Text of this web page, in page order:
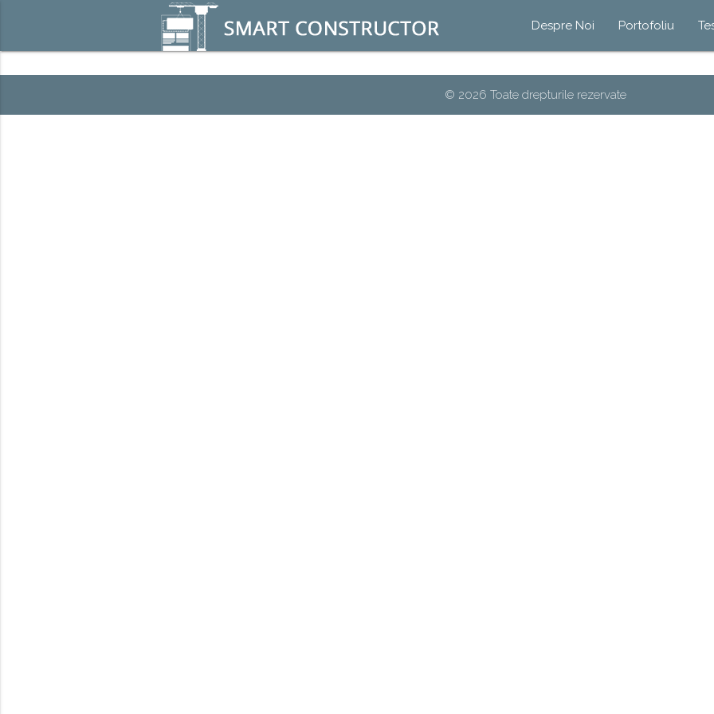
Despre Noi Portofoliu
© 2026 Toate drepturile rezervate